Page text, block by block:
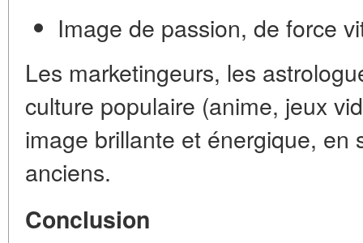
Image de passion, de force
Les marketingeurs, les
culture populaire (anime, jeux
image brillante et énergique, en
anciens.
Conclusion